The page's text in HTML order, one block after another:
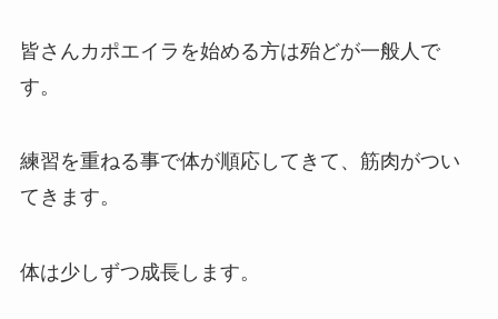
皆さんカポエイラを始める方は殆どが一般人で
す。
練習を重ねる事で体が順応してきて、筋肉がつい
てきます。
体は少しずつ成長します。